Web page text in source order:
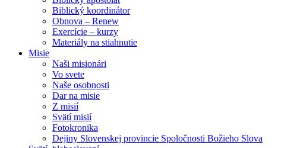
Biblický koordinátor
Obnova – Renew
Exercície – kurzy
Materiály na stiahnutie
Misie
Naši misionári
Vo svete
Naše osobnosti
Dar na misie
Z misií
Svätí misií
Fotokronika
Dejiny Slovenskej provincie Spoločnosti Božieho Slova